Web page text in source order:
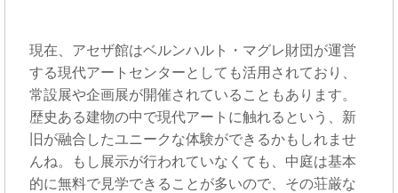
現在、アセザ館はベルンハルト・マグレ財団が運営
する現代アートセンターとしても活用されており、
常設展や企画展が開催されていることもあります。
歴史ある建物の中で現代アートに触れるという、新
旧が融合したユニークな体験ができるかもしれませ
んね。もし展示が行われていなくても、中庭は基本
的に無料で見学できることが多いので、その荘厳な